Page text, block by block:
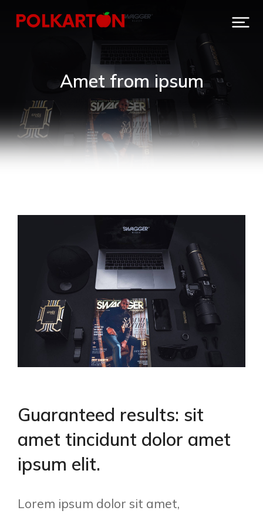
Amet from ipsum
Guaranteed results: sit
amet tincidunt dolor amet
ipsum elit.
Lorem ipsum dolor sit amet,